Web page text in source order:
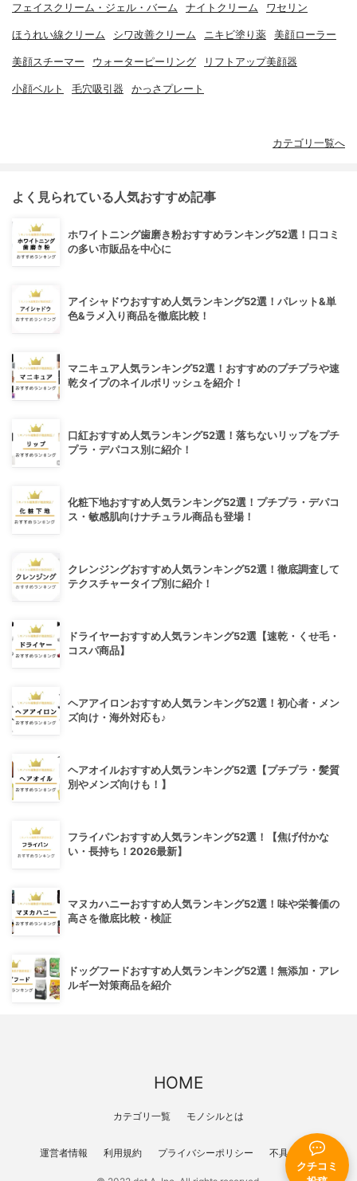
クチコミ
フェイスクリーム・ジェル・バーム ナイトクリーム ワセリン
ほうれい線クリーム シワ改善クリーム ニキビ塗り薬 美顔ローラー
美顔スチーマー ウォーターピーリング リフトアップ美顔器
小顔ベルト 毛穴吸引器 かっさプレート
カテゴリ一覧へ
よく見られている人気おすすめ記事
ホワイトニング歯磨き粉おすすめランキング52選！口コミ
の多い市販品を中心に
アイシャドウおすすめ人気ランキング52選！パレット&単
色&ラメ入り商品を徹底比較！
マニキュア人気ランキング52選！おすすめのプチプラや速
乾タイプのネイルポリッシュを紹介！
口紅おすすめ人気ランキング52選！落ちないリップをプチ
プラ・デパコス別に紹介！
化粧下地おすすめ人気ランキング52選！プチプラ・デパコ
ス・敏感肌向けナチュラル商品も登場！
クレンジングおすすめ人気ランキング52選！徹底調査して
テクスチャータイプ別に紹介！
ドライヤーおすすめ人気ランキング52選【速乾・くせ毛・
コスパ商品】
ヘアアイロンおすすめ人気ランキング52選！初心者・メン
ズ向け・海外対応も♪
ヘアオイルおすすめ人気ランキング52選【プチプラ・髪質
別やメンズ向けも！】
フライパンおすすめ人気ランキング52選！【焦げ付かな
い・長持ち！2026最新】
マヌカハニーおすすめ人気ランキング52選！味や栄養価の
高さを徹底比較・検証
ドッグフードおすすめ人気ランキング52選！無添加・アレ
ルギー対策商品を紹介
HOME
カテゴリ一覧 モノシルとは
運営者情報 利用規約 プライバシーポリシー 不具合報告